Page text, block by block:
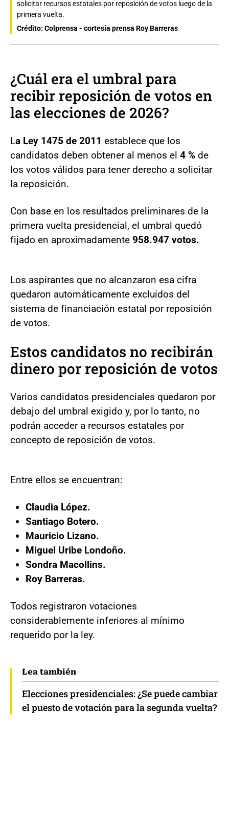
solicitar recursos estatales por reposición de votos luego de la
primera vuelta.
Crédito: Colprensa - cortesía prensa Roy Barreras
¿Cuál era el umbral para
recibir reposición de votos en
las elecciones de 2026?
La Ley 1475 de 2011 establece que los
candidatos deben obtener al menos el 4 % de
los votos válidos para tener derecho a solicitar
la reposición.
Con base en los resultados preliminares de la
primera vuelta presidencial, el umbral quedó
fijado en aproximadamente 958.947 votos.
Los aspirantes que no alcanzaron esa cifra
quedaron automáticamente excluidos del
sistema de financiación estatal por reposición
de votos.
Estos candidatos no recibirán
dinero por reposición de votos
Varios candidatos presidenciales quedaron por
debajo del umbral exigido y, por lo tanto, no
podrán acceder a recursos estatales por
concepto de reposición de votos.
Entre ellos se encuentran:
Claudia López.
Santiago Botero.
Mauricio Lizano.
Miguel Uribe Londoño.
Sondra Macollins.
Roy Barreras.
Todos registraron votaciones
considerablemente inferiores al mínimo
requerido por la ley.
Lea también
Elecciones presidenciales: ¿Se puede cambiar
el puesto de votación para la segunda vuelta?